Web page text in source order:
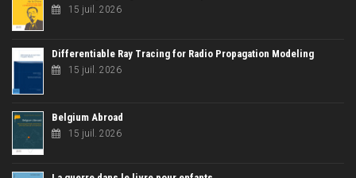
15 juil. 2026
Differentiable Ray Tracing for Radio Propagation Modeling
15 juil. 2026
Belgium Abroad
15 juil. 2026